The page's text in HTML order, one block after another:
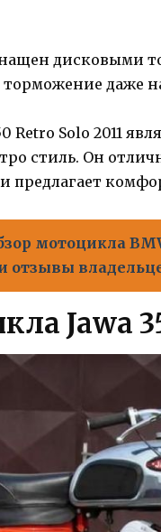
дисковыми
даже
Retro Solo 2011
стиль. Он
предлагает
мотоцикла
отзывы
Jawa